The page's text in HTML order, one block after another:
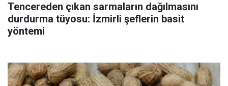
Tencereden çıkan sarmaların dağılmasını
durdurma tüyosu: İzmirli şeflerin basit
yöntemi